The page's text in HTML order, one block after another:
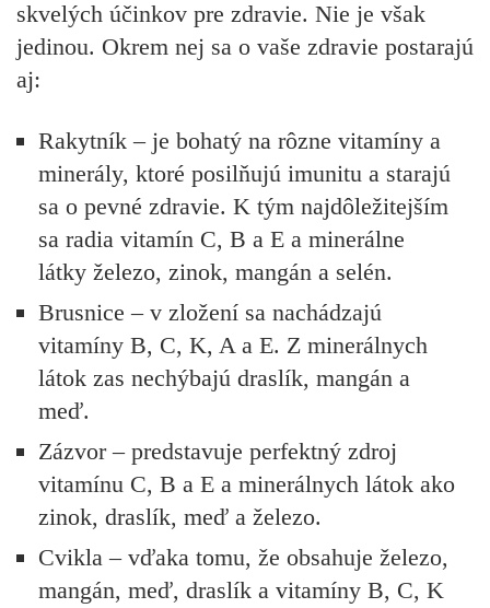
skvelých účinkov pre zdravie. Nie je však
jedinou. Okrem nej sa o vaše zdravie postarajú
aj:
Rakytník – je bohatý na rôzne vitamíny a
minerály, ktoré posilňujú imunitu a starajú
sa o pevné zdravie. K tým najdôležitejším
sa radia vitamín C, B a E a minerálne
látky železo, zinok, mangán a selén.
Brusnice – v zložení sa nachádzajú
vitamíny B, C, K, A a E. Z minerálnych
látok zas nechýbajú draslík, mangán a
meď.
Zázvor– predstavuje perfektný zdroj
vitamínu C, B a E a minerálnych látok ako
zinok, draslík, meď a železo.
Cvikla – vďaka tomu, že obsahuje železo,
mangán, meď, draslík a vitamíny B, C, K